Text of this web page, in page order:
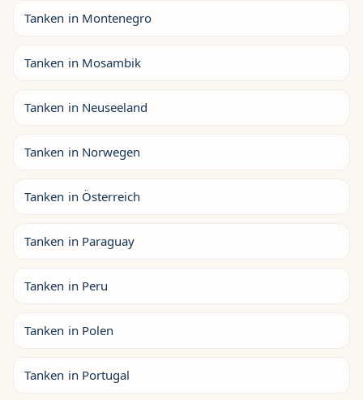
Tanken in Montenegro
Tanken in Mosambik
Tanken in Neuseeland
Tanken in Norwegen
Tanken in Österreich
Tanken in Paraguay
Tanken in Peru
Tanken in Polen
Tanken in Portugal